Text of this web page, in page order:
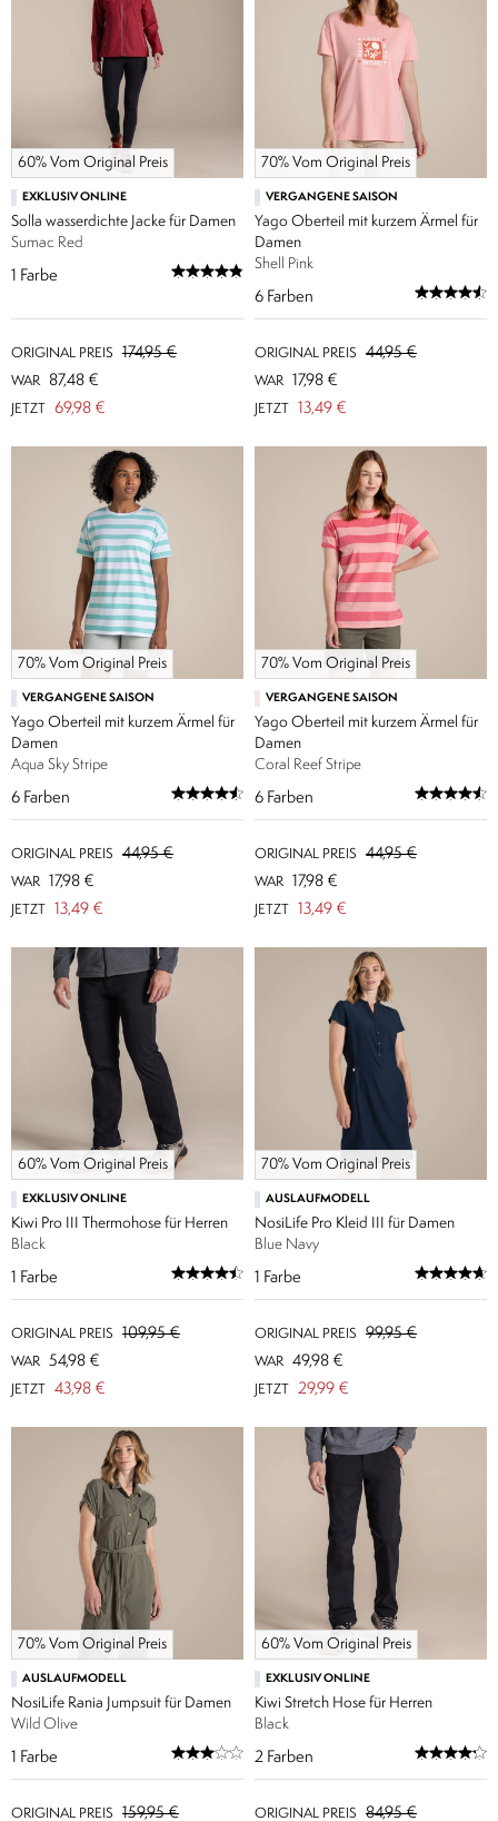
60% Vom Original Preis
EXKLUSIV ONLINE
Solla wasserdichte Jacke für Damen
Sumac Red
1 Farbe
ORIGINAL PREIS 174,95 €
WAR 87,48 €
JETZT 69,98 €
70% Vom Original Preis
VERGANGENE SAISON
Yago Oberteil mit kurzem Ärmel für
Damen
Shell Pink
6 Farben
ORIGINAL PREIS 44,95 €
WAR 17,98 €
JETZT 13,49 €
70% Vom Original Preis
VERGANGENE SAISON
Yago Oberteil mit kurzem Ärmel für
Damen
Aqua Sky Stripe
6 Farben
ORIGINAL PREIS 44,95 €
WAR 17,98 €
JETZT 13,49 €
70% Vom Original Preis
VERGANGENE SAISON
Yago Oberteil mit kurzem Ärmel für
Damen
Coral Reef Stripe
6 Farben
ORIGINAL PREIS 44,95 €
WAR 17,98 €
JETZT 13,49 €
60% Vom Original Preis
EXKLUSIV ONLINE
Kiwi Pro III Thermohose für Herren
Black
1 Farbe
ORIGINAL PREIS 109,95 €
WAR 54,98 €
JETZT 43,98 €
70% Vom Original Preis
AUSLAUFMODELL
NosiLife Pro Kleid III für Damen
Blue Navy
1 Farbe
ORIGINAL PREIS 99,95 €
WAR 49,98 €
JETZT 29,99 €
70% Vom Original Preis
AUSLAUFMODELL
NosiLife Rania Jumpsuit für Damen
Wild Olive
1 Farbe
ORIGINAL PREIS 159,95 €
60% Vom Original Preis
EXKLUSIV ONLINE
Kiwi Stretch Hose für Herren
Black
2 Farben
ORIGINAL PREIS 84,95 €